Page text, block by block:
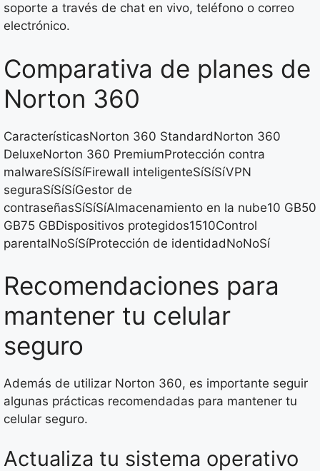
soporte a través de chat en vivo, teléfono o correo
electrónico.
Comparativa de planes de
Norton 360
CaracterísticasNorton 360 StandardNorton 360
DeluxeNorton 360 PremiumProtección contra
malwareSíSíSíFirewall inteligenteSíSíSíVPN
seguraSíSíSíGestor de
contraseñasSíSíSíAlmacenamiento en la nube10 GB50
GB75 GBDispositivos protegidos1510Control
parentalNoSíSíProtección de identidadNoNoSí
Recomendaciones para
mantener tu celular
seguro
Además de utilizar Norton 360, es importante seguir
algunas prácticas recomendadas para mantener tu
celular seguro.
Actualiza tu sistema operativo